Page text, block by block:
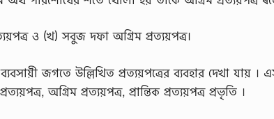
ও (খ) সবুজ দফা অগ্রিম প্রত্যয়পত্র।
জগতে উল্লিখিত প্রত্যয়পত্রের ব্যবহার দেখা যায় ।
অগ্রিম প্রত্যয়পত্র, প্রান্তিক প্রত্যয়পত্র প্রভৃতি ।